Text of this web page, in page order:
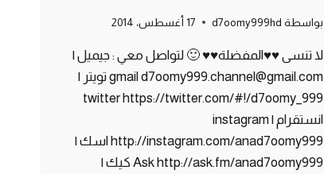
بواسطة d7oomy999hd 17 أغسطس، 2014
لا تنسى ♥♥المفضلة♥♥ 🙂 لتواصل معي : جيميل |
gmail d7oomy999.channel@gmail.com تويتر |
twitter https://twitter.com/#!/d7oomy_999
انستقرام | instagram
http://instagram.com/anad7oomy999 اسك |
Ask http://ask.fm/anad7oomy999 كيك |